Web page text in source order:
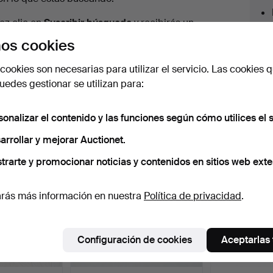
clic enSuscribir búsqueday recibirás un
tan pronto como dispongamos del lote.
archivo que coinciden con tu
cookies
son necesarias para utilizar el servicio. Las cookies
gestionar se utilizan para:
el contenido y las funciones según cómo utilices el
y mejorar Auctionet.
y promocionar noticias y contenidos en sitios web
más información en nuestra Política de privacidad.
Configuración de cookies Aceptarlas